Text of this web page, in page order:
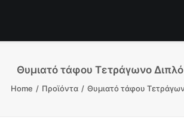
Θυμιατό τάφου Τετράγωνο
Home Προϊόντα Θυμιατό τάφου